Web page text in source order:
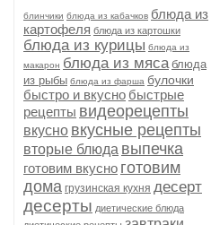
блинчики блюда из кабачков блюда из
картофеля блюда из картошки
блюда из курицы блюда из
макарон блюда из мяса блюда
из рыбы блюда из фарша булочки
быстро и вкусно быстрые
рецепты видеорецепты
вкусно вкусные рецепты
вторые блюда выпечка
готовим вкусно готовим
дома грузинская кухня десерт
десерты диетические блюда